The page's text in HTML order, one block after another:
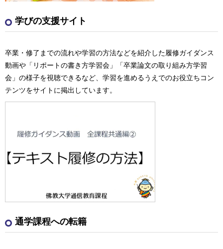
学びの支援サイト
卒業・修了までの流れや学習の方法などを紹介した履修ガイダンス
動画や「リポートの書き方学習会」「卒業論文の取り組み方学習
会」の様子を視聴できるなど、学習を進めるうえでのお役立ちコン
テンツをサイトに掲出しています。
通学課程への転籍